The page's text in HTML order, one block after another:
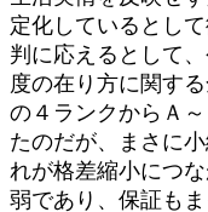
定化しているとし
判に応えるとして
度の在り方に関す
の４ランクからＡ
たのだが、まさに
れが格差縮小につ
弱であり、保証もま